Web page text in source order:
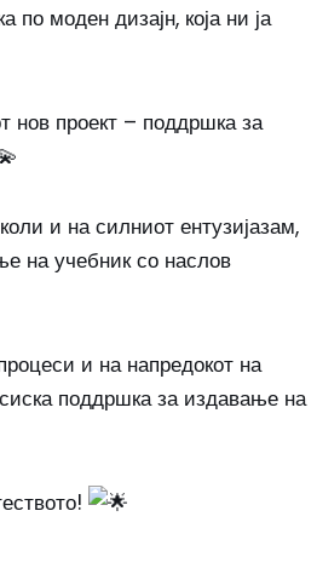
моден дизајн, која ни ја
нов проект – поддршка за
и на силниот ентузијазам,
на учебник со наслов
и на напредокот на
поддршка за издавање на